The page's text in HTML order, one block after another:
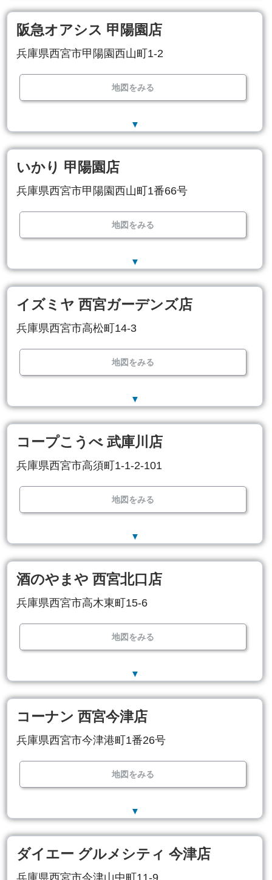
阪急オアシス 甲陽園店
兵庫県西宮市甲陽園西山町1-2
地図をみる
▼
いかり 甲陽園店
兵庫県西宮市甲陽園西山町1番66号
地図をみる
▼
イズミヤ 西宮ガーデンズ店
兵庫県西宮市高松町14-3
地図をみる
▼
コープこうべ 武庫川店
兵庫県西宮市高須町1-1-2-101
地図をみる
▼
酒のやまや 西宮北口店
兵庫県西宮市高木東町15-6
地図をみる
▼
コーナン 西宮今津店
兵庫県西宮市今津港町1番26号
地図をみる
▼
ダイエー グルメシティ 今津店